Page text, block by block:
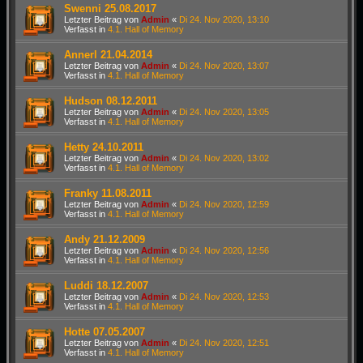
Swenni 25.08.2017
Letzter Beitrag von Admin « Di 24. Nov 2020, 13:10
Verfasst in 4.1. Hall of Memory
Annerl 21.04.2014
Letzter Beitrag von Admin « Di 24. Nov 2020, 13:07
Verfasst in 4.1. Hall of Memory
Hudson 08.12.2011
Letzter Beitrag von Admin « Di 24. Nov 2020, 13:05
Verfasst in 4.1. Hall of Memory
Hetty 24.10.2011
Letzter Beitrag von Admin « Di 24. Nov 2020, 13:02
Verfasst in 4.1. Hall of Memory
Franky 11.08.2011
Letzter Beitrag von Admin « Di 24. Nov 2020, 12:59
Verfasst in 4.1. Hall of Memory
Andy 21.12.2009
Letzter Beitrag von Admin « Di 24. Nov 2020, 12:56
Verfasst in 4.1. Hall of Memory
Luddi 18.12.2007
Letzter Beitrag von Admin « Di 24. Nov 2020, 12:53
Verfasst in 4.1. Hall of Memory
Hotte 07.05.2007
Letzter Beitrag von Admin « Di 24. Nov 2020, 12:51
Verfasst in 4.1. Hall of Memory